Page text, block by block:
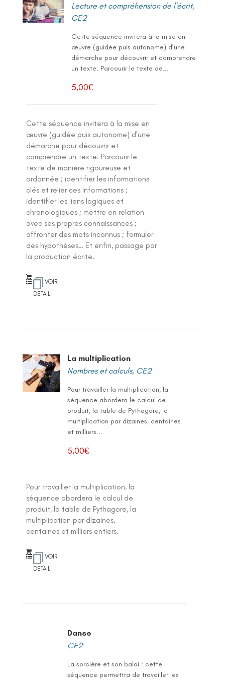
Lecture et compréhension de l'écrit,
CE2
Cette séquence invitera à la mise en
œuvre (guidée puis autonome) d’une
démarche pour découvrir et comprendre
un texte. Parcourir le texte de...
5,00€
Cette séquence invitera à la mise en
œuvre (guidée puis autonome) d’une
démarche pour découvrir et
comprendre un texte. Parcourir le
texte de manière rigoureuse et
ordonnée ; identifier les informations
clés et relier ces informations ;
identifier les liens logiques et
chronologiques ; mettre en relation
avec ses propres connaissances ;
affronter des mots inconnus ; formuler
des hypothèses… Et enfin, passage par
la production écrite.
VOIR
DETAIL
La multiplication
Nombres et calculs, CE2
Pour travailler la multiplication, la
séquence abordera le calcul de
produit, la table de Pythagore, la
multiplication par dizaines, centaines
et milliers...
5,00€
Pour travailler la multiplication, la
séquence abordera le calcul de
produit, la table de Pythagore, la
multiplication par dizaines,
centaines et milliers entiers.
VOIR
DETAIL
Danse
CE2
La sorcière et son balai : cette
séquence permettra de travailler les